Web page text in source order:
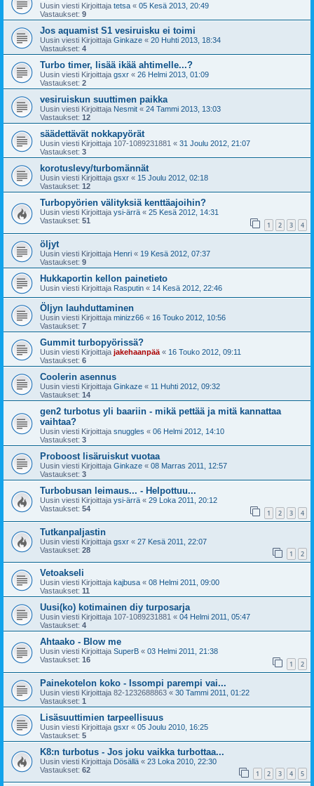
Uusin viesti Kirjoittaja tetsa « 05 Kesä 2013, 20:49
Vastaukset: 9
Jos aquamist S1 vesiruisku ei toimi
Uusin viesti Kirjoittaja Ginkaze « 20 Huhti 2013, 18:34
Vastaukset: 4
Turbo timer, lisää ikää ahtimelle...?
Uusin viesti Kirjoittaja gsxr « 26 Helmi 2013, 01:09
Vastaukset: 2
vesiruiskun suuttimen paikka
Uusin viesti Kirjoittaja Nesmit « 24 Tammi 2013, 13:03
Vastaukset: 12
säädettävät nokkapyörät
Uusin viesti Kirjoittaja 107-1089231881 « 31 Joulu 2012, 21:07
Vastaukset: 3
korotuslevy/turbomännät
Uusin viesti Kirjoittaja gsxr « 15 Joulu 2012, 02:18
Vastaukset: 12
Turbopyörien välityksiä kenttäajoihin?
Uusin viesti Kirjoittaja ysi-ärrä « 25 Kesä 2012, 14:31
Vastaukset: 51 1 2 3 4
öljyt
Uusin viesti Kirjoittaja Henri « 19 Kesä 2012, 07:37
Vastaukset: 9
Hukkaportin kellon painetieto
Uusin viesti Kirjoittaja Rasputin « 14 Kesä 2012, 22:46
Öljyn lauhduttaminen
Uusin viesti Kirjoittaja minizz66 « 16 Touko 2012, 10:56
Vastaukset: 7
Gummit turbopyörissä?
Uusin viesti Kirjoittaja jakehaanpää « 16 Touko 2012, 09:11
Vastaukset: 6
Coolerin asennus
Uusin viesti Kirjoittaja Ginkaze « 11 Huhti 2012, 09:32
Vastaukset: 14
gen2 turbotus yli baariin - mikä pettää ja mitä kannattaa
vaihtaa?
Uusin viesti Kirjoittaja snuggles « 06 Helmi 2012, 14:10
Vastaukset: 3
Proboost lisäruiskut vuotaa
Uusin viesti Kirjoittaja Ginkaze « 08 Marras 2011, 12:57
Vastaukset: 3
Turbobusan leimaus... - Helpottuu...
Uusin viesti Kirjoittaja ysi-ärrä « 29 Loka 2011, 20:12
Vastaukset: 54 1 2 3 4
Tutkanpaljastin
Uusin viesti Kirjoittaja gsxr « 27 Kesä 2011, 22:07
Vastaukset: 28 1 2
Vetoakseli
Uusin viesti Kirjoittaja kajbusa « 08 Helmi 2011, 09:00
Vastaukset: 11
Uusi(ko) kotimainen diy turposarja
Uusin viesti Kirjoittaja 107-1089231881 « 04 Helmi 2011, 05:47
Vastaukset: 4
Ahtaako - Blow me
Uusin viesti Kirjoittaja SuperB « 03 Helmi 2011, 21:38
Vastaukset: 16 1 2
Painekotelon koko - Issompi parempi vai...
Uusin viesti Kirjoittaja 82-1232688863 « 30 Tammi 2011, 01:22
Vastaukset: 1
Lisäsuuttimien tarpeellisuus
Uusin viesti Kirjoittaja gsxr « 05 Joulu 2010, 16:25
Vastaukset: 5
K8:n turbotus - Jos joku vaikka turbottaa...
Uusin viesti Kirjoittaja Dösällä « 23 Loka 2010, 22:30
Vastaukset: 62 1 2 3 4 5